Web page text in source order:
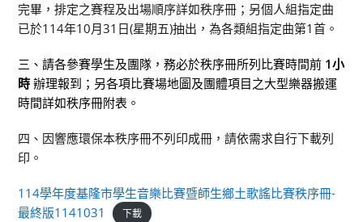
完畢，排定之賽程及出場順序詳如秩序冊；另個人組指定曲
已於114年10月31日(星期五)抽出，為各類組指定曲第1首。
三、請各參賽學生及團隊，務必於秩序冊所列比賽時間前 1小
時 辦理報到；另各項比賽場地圖及團體項目之大型樂器搬運
時間詳如秩序冊附表。
四、因響應環保本秩序冊不列印成冊，請依需求自行下載列
印。
114學年度基隆市學生音樂比賽暨師生鄉土歌謠比賽秩序冊-
最終版1141031
下載